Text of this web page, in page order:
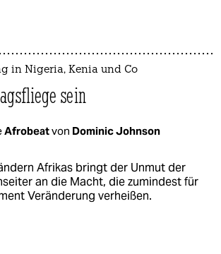
in Nigeria, Kenia und Co
sein
Afrobeatvon Dominic Johnson
Afrikas bringt der Unmut der
an die Macht, die zumindest für
Veränderung verheißen.